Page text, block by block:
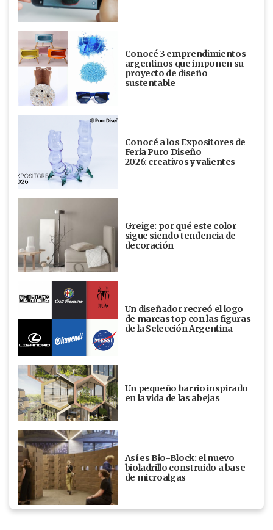
Conocé 3 emprendimientos
argentinos que imponen su
proyecto de diseño
sustentable
Conocé a los Expositores de
Feria Puro Diseño
2026: creativos y valientes
Greige: por qué este color
sigue siendo tendencia de
decoración
Un diseñador recreó el logo
de marcas top con las figuras
de la Selección Argentina
Un pequeño barrio inspirado
en la vida de las abejas
Así es Bio-Block: el nuevo
bioladrillo construido a base
de microalgas